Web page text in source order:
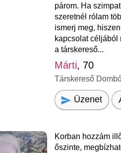
párom. Ha
szeretnél rólam
ismerj meg,
kapcsolat céljából
a társkereső...
Márti, 70
Társkereső
Üzenet
Korban hozzám
őszinte,